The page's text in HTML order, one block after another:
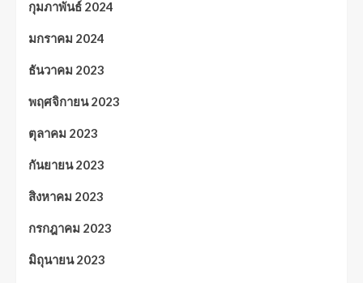
กุมภาพันธ์ 2024
มกราคม 2024
ธันวาคม 2023
พฤศจิกายน 2023
ตุลาคม 2023
กันยายน 2023
สิงหาคม 2023
กรกฎาคม 2023
มิถุนายน 2023